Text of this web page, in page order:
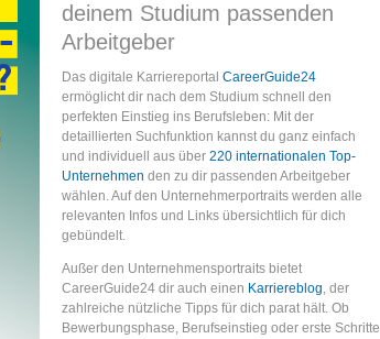
deinem Studium passenden
Arbeitgeber
Das digitale Karriereportal CareerGuide24
ermöglicht dir nach dem Studium schnell den
perfekten Einstieg ins Berufsleben: Mit der
detaillierten Suchfunktion kannst du ganz einfach
und individuell aus über 220 internationalen Top-
Unternehmen den zu dir passenden Arbeitgeber
wählen. Auf den Unternehmerportraits werden alle
relevanten Infos und Links übersichtlich für dich
gebündelt.
Außer den Unternehmensportraits bietet
CareerGuide24 dir auch einen Karriereblog, der
zahlreiche nützliche Tipps für dich parat hält. Ob
Bewerbungsphase, Berufseinstieg oder erste Schritte